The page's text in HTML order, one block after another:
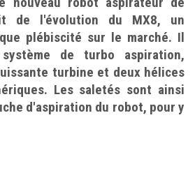
de l'évolution du MX8, un
plébiscité sur le marché. Il
de turbo aspiration,
turbine et deux hélices
Les saletés sont ainsi
d'aspiration du robot, pour y